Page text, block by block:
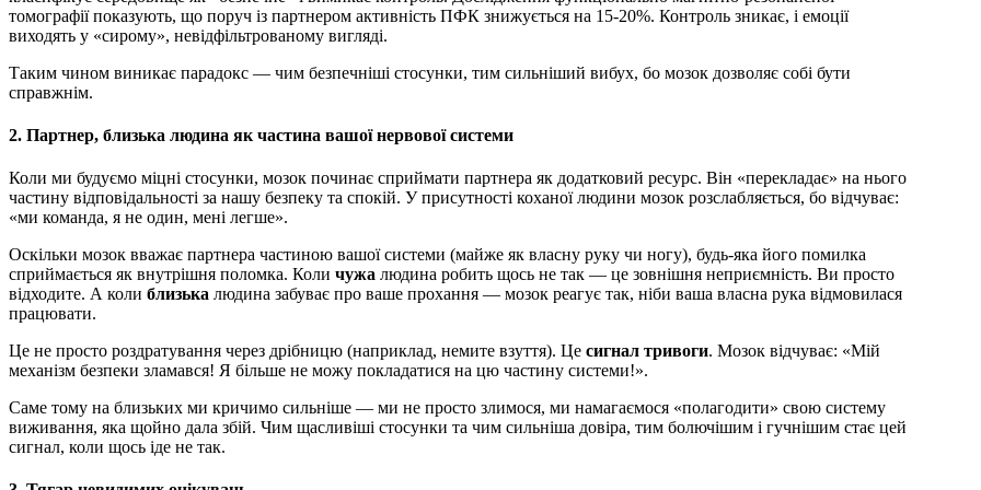
томографії показують, що поруч із партнером активність ПФК знижується на 15-20%. Контроль зникає, і емоції
виходять у «сирому», невідфільтрованому вигляді.
Таким чином виникає парадокс — чим безпечніші стосунки, тим сильніший вибух, бо мозок дозволяє собі бути
справжнім.
2. Партнер, близька людина як частина вашої нервової системи
Коли ми будуємо міцні стосунки, мозок починає сприймати партнера як додатковий ресурс. Він «перекладає» на нього
частину відповідальності за нашу безпеку та спокій. У присутності коханої людини мозок розслабляється, бо відчуває:
«ми команда, я не один, мені легше».
Оскільки мозок вважає партнера частиною вашої системи (майже як власну руку чи ногу), будь-яка його помилка
сприймається як внутрішня поломка. Коли чужа людина робить щось не так — це зовнішня неприємність. Ви просто
відходите. А коли близька людина забуває про ваше прохання — мозок реагує так, ніби ваша власна рука відмовилася
працювати.
Це не просто роздратування через дрібницю (наприклад, немите взуття). Це сигнал тривоги. Мозок відчуває: «Мій
механізм безпеки зламався! Я більше не можу покладатися на цю частину системи!».
Саме тому на близьких ми кричимо сильніше — ми не просто злимося, ми намагаємося «полагодити» свою систему
виживання, яка щойно дала збій. Чим щасливіші стосунки та чим сильніша довіра, тим болючішим і гучнішим стає цей
сигнал, коли щось іде не так.